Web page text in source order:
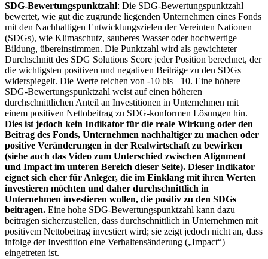
SDG-Bewertungspunktzahl: Die SDG-Bewertungspunktzahl
bewertet, wie gut die zugrunde liegenden Unternehmen eines Fonds
mit den Nachhaltigen Entwicklungszielen der Vereinten Nationen
(SDGs), wie Klimaschutz, sauberes Wasser oder hochwertige
Bildung, übereinstimmen. Die Punktzahl wird als gewichteter
Durchschnitt des SDG Solutions Score jeder Position berechnet, der
die wichtigsten positiven und negativen Beiträge zu den SDGs
widerspiegelt. Die Werte reichen von -10 bis +10. Eine höhere
SDG-Bewertungspunktzahl weist auf einen höheren
durchschnittlichen Anteil an Investitionen in Unternehmen mit
einem positiven Nettobeitrag zu SDG-konformen Lösungen hin.
Dies ist jedoch kein Indikator für die reale Wirkung oder den
Beitrag des Fonds, Unternehmen nachhaltiger zu machen oder
positive Veränderungen in der Realwirtschaft zu bewirken
(siehe auch das Video zum Unterschied zwischen Alignment
und Impact im unteren Bereich dieser Seite). Dieser Indikator
eignet sich eher für Anleger, die im Einklang mit ihren Werten
investieren möchten und daher durchschnittlich in
Unternehmen investieren wollen, die positiv zu den SDGs
beitragen. Eine hohe SDG-Bewertungspunktzahl kann dazu
beitragen sicherzustellen, dass durchschnittlich in Unternehmen mit
positivem Nettobeitrag investiert wird; sie zeigt jedoch nicht an, dass
infolge der Investition eine Verhaltensänderung („Impact“)
eingetreten ist.